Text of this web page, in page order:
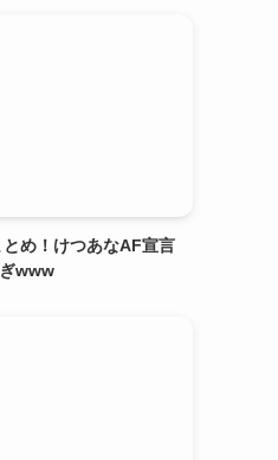
め！けつあなAF宣言
www